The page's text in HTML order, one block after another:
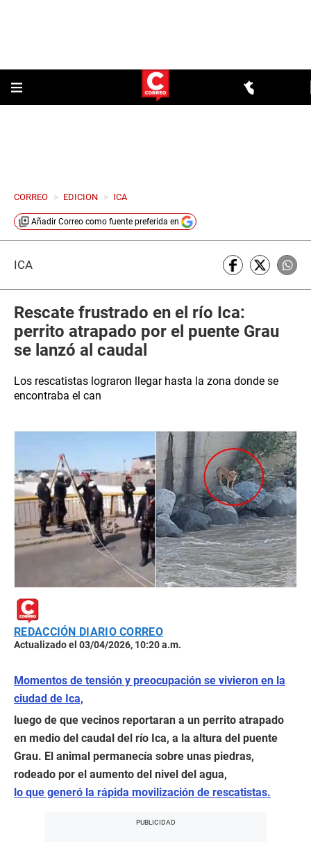
CORREO > EDICION > ICA
Añadir Correo como fuente preferida en
ICA
Rescate frustrado en el río Ica:
perrito atrapado por el puente Grau
se lanzó al caudal
Los rescatistas lograron llegar hasta la zona donde se
encontraba el can
REDACCIÓN DIARIO CORREO
Actualizado el 03/04/2026, 10:20 a.m.
Momentos de tensión y preocupación se vivieron en la
ciudad de Ica,
luego de que vecinos reportaran a un perrito atrapado
en medio del caudal del río Ica, a la altura del puente
Grau. El animal permanecía sobre unas piedras,
rodeado por el aumento del nivel del agua,
lo que generó la rápida movilización de rescatistas.